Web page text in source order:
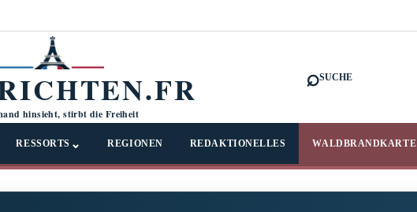
hinsieht, stirbt die Freiheit
⌕SUCHE
RESSORTS ⌄ REGIONEN REDAKTIONELLES WALDBRANDKARTE